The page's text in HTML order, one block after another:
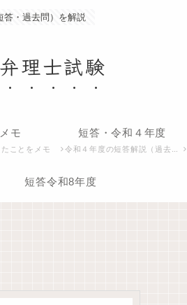
答・過去問）を解説
理士試験
モ
ことをメモ
短答・令和４年度
令和４年度の短答解説（過去問）です。
短答令和8年度